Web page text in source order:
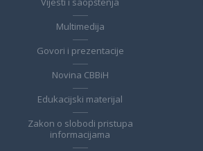
Multimedija
Govori i prezentacije
Novina CBBiH
Edukacijski materijal
Zakon o slobodi pristupa
informacijama